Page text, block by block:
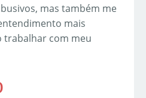
mas também me
mais
com meu